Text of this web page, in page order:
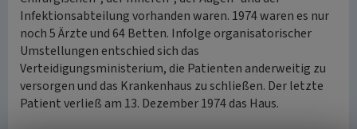
Infektionsabteilung vorhanden waren. 1974 waren es nur
noch 5 Ärzte und 64 Betten. Infolge organisatorischer
Umstellungen entschied sich das
Verteidigungsministerium, die Patienten anderweitig zu
versorgen und das Krankenhaus zu schließen. Der letzte
Patient verließ am 13. Dezember 1974 das Haus.